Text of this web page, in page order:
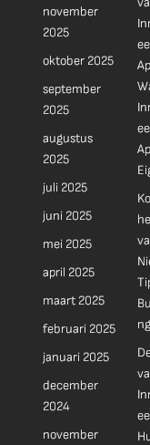
november
2025
oktober 2025
september
2025
augustus
2025
juli 2025
juni 2025
mei 2025
april 2025
maart 2025
februari 2025
januari 2025
december
2024
november
ng